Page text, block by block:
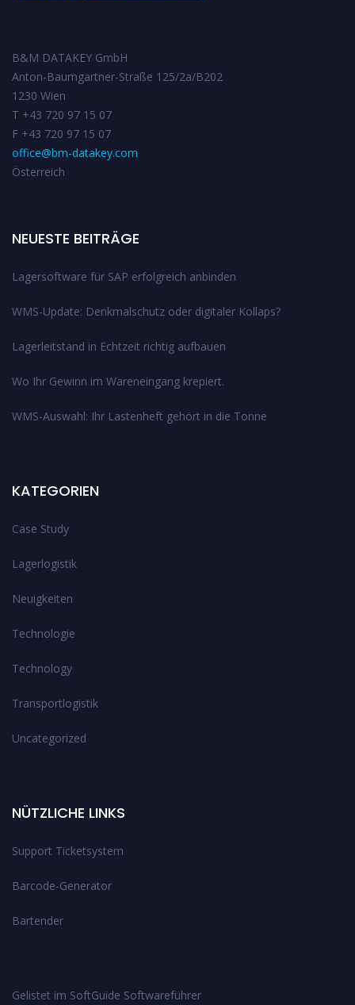
B&M DATAKEY GmbH
Anton-Baumgartner-Straße 125/2a/B202
1230 Wien
T +43 720 97 15 07
F +43 720 97 15 07
office@bm-datakey.com
Österreich
NEUESTE BEITRÄGE
Lagersoftware für SAP erfolgreich anbinden
WMS-Update: Denkmalschutz oder digitaler Kollaps?
Lagerleitstand in Echtzeit richtig aufbauen
Wo Ihr Gewinn im Wareneingang krepiert.
WMS-Auswahl: Ihr Lastenheft gehört in die Tonne
KATEGORIEN
Case Study
Lagerlogistik
Neuigkeiten
Technologie
Technology
Transportlogistik
Uncategorized
NÜTZLICHE LINKS
Support Ticketsystem
Barcode-Generator
Bartender
Gelistet im SoftGuide Softwareführer